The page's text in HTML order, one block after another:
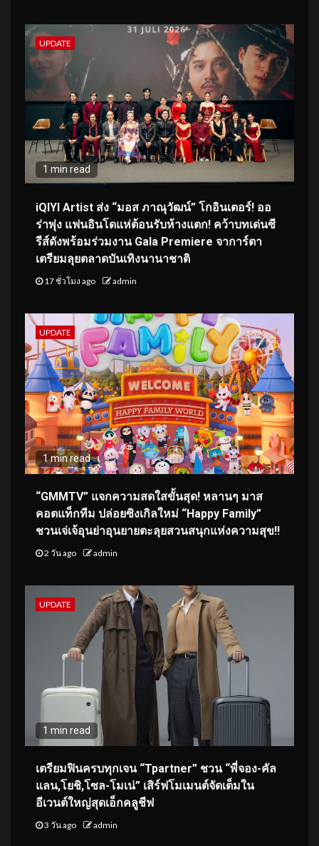
UPDATE
1 min read
iQIYI Artist ส่ง “มอส ภาณุวัฒน์” โกอินเตอร์! ออ
ร่าพุ่ง แฟนอินโดแห่ต้อนรับห้างแตก! คว้าบทเด่นซี
รีส์ดังพร้อมร่วมงาน Gala Premiere จาการ์ตา
เตรียมลุยตลาดบันเทิงนานาชาติ
17 ชั่วโมง ago admin
UPDATE
1 min read
“GMMTV” แจกความสดใสขั้นสุด! หลานๆ มาส
คอตแท็กทีม ปล่อยซิงเกิลใหม่ “Happy Family”
ชวนเจ่เจ้อุนย่าอุนยายตะลุยสวนสนุกแห่งความสุข!!
2 วัน ago admin
UPDATE
1 min read
เตรียมฟินครบทุกเจน “Tpartner” ชวน “พี่จอง-คัล
แลน,โยชิ,โซล-โมเน่” เสิร์ฟโมเมนต์จัดเต็มใน
อีเวนต์ใหญ่สุดเอ็กคลูชีฟ
3 วัน ago admin